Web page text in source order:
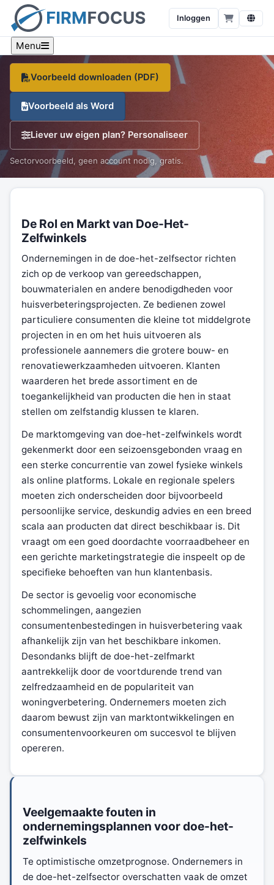
Inloggen
Menu
het-zelfartikelen
Een sector-specifiek voorbeeld, branche-cijfers en een
gratis sjabloon, op één pagina.
Voorbeeld downloaden (PDF)
Voorbeeld als Word
Liever uw eigen plan? Personaliseer
Sectorvoorbeeld, geen account nodig, gratis.
De Rol en Markt van Doe-Het-
Zelfwinkels
Ondernemingen in de doe-het-zelfsector richten
zich op de verkoop van gereedschappen,
bouwmaterialen en andere benodigdheden voor
huisverbeteringsprojecten. Ze bedienen zowel
particuliere consumenten die kleine tot middelgrote
projecten in en om het huis uitvoeren als
professionele aannemers die grotere bouw- en
renovatiewerkzaamheden uitvoeren. Klanten
waarderen het brede assortiment en de
toegankelijkheid van producten die hen in staat
stellen om zelfstandig klussen te klaren.
De marktomgeving van doe-het-zelfwinkels wordt
gekenmerkt door een seizoensgebonden vraag en
een sterke concurrentie van zowel fysieke winkels
als online platforms. Lokale en regionale spelers
moeten zich onderscheiden door bijvoorbeeld
persoonlijke service, deskundig advies en een breed
scala aan producten dat direct beschikbaar is. Dit
vraagt om een goed doordachte voorraadbeheer en
een gerichte marketingstrategie die inspeelt op de
specifieke behoeften van hun klantenbasis.
De sector is gevoelig voor economische
schommelingen, aangezien
consumentenbestedingen in huisverbetering vaak
afhankelijk zijn van het beschikbare inkomen.
Desondanks blijft de doe-het-zelfmarkt
aantrekkelijk door de voortdurende trend van
zelfredzaamheid en de populariteit van
woningverbetering. Ondernemers moeten zich
daarom bewust zijn van marktontwikkelingen en
consumentenvoorkeuren om succesvol te blijven
opereren.
Veelgemaakte fouten in
ondernemingsplannen voor doe-het-
zelfwinkels
Te optimistische omzetprognose. Ondernemers in
de doe-het-zelfsector overschatten vaak de omzet